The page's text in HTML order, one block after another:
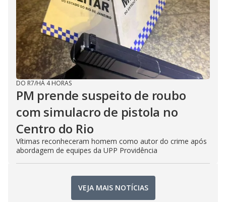
DO R7/HÁ 4 HORAS
PM prende suspeito de roubo
com simulacro de pistola no
Centro do Rio
Vítimas reconheceram homem como autor do crime após
abordagem de equipes da UPP Providência
VEJA MAIS NOTÍCIAS